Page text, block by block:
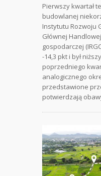
Pierwszy kwartał
budowlanej
Instytutu Rozwoju
Głównej
gospodarczej
-14,3 pkt i był
poprzedniego
analogicznego
przedstawione
potwierdzają